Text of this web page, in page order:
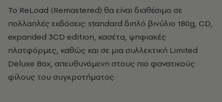
Το ReLoad (Remastered) θα είναι διαθέσιμο σε
πολλαπλές εκδόσεις: standard διπλό βινύλιο 180g, CD,
expanded 3CD edition, κασέτα, ψηφιακές
πλατφόρμες, καθώς και σε μια συλλεκτική Limited
Deluxe Box, απευθυνόμενη στους πιο φανατικούς
φίλους του συγκροτήματος.